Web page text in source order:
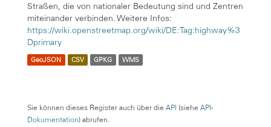
Straßen, die von nationaler Bedeutung sind und Zentren
miteinander verbinden. Weitere Infos:
https://wiki.openstreetmap.org/wiki/DE:Tag:highway%3
Dprimary
GeoJSON CSV GPKG WMS
Sie können dieses Register auch über die API (siehe API-
Dokumentation) abrufen.